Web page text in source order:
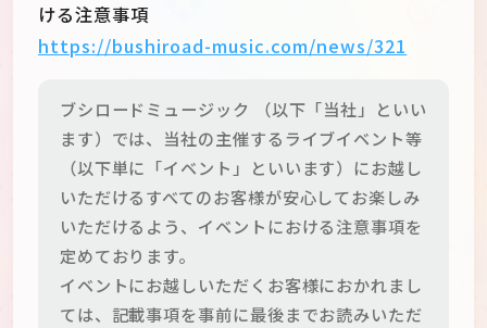
ける注意事項
https://bushiroad-music.com/news/321
ブシロードミュージック （以下「当社」といい
ます）では、当社の主催するライブイベント等
（以下単に「イベント」といいます）にお越し
いただけるすべてのお客様が安心してお楽しみ
いただけるよう、イベントにおける注意事項を
定めております。
イベントにお越しいただくお客様におかれまし
ては、記載事項を事前に最後までお読みいただ